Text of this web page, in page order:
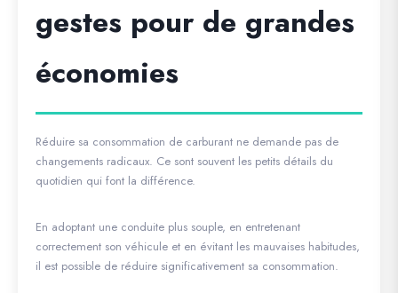
gestes pour de grandes
économies
Réduire sa consommation de carburant ne demande pas de
changements radicaux. Ce sont souvent les petits détails du
quotidien qui font la différence.
En adoptant une conduite plus souple, en entretenant
correctement son véhicule et en évitant les mauvaises habitudes,
il est possible de réduire significativement sa consommation.